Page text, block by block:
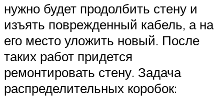
нужно будет продолбить стену и
изъять поврежденный кабель, а на
его место уложить новый. После
таких работ придется
ремонтировать стену. Задача
распределительных коробок: